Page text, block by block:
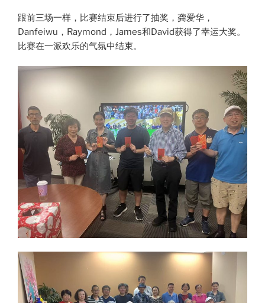
跟前三场一样，比赛结束后进行了抽奖，龚爱华，
Danfeiwu，Raymond，James和David获得了幸运大奖。
比赛在一派欢乐的气氛中结束。